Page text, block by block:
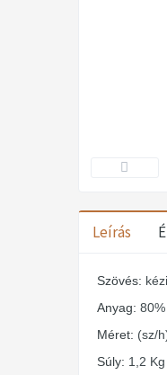
Leírás
Szövés:
Anyag:
Méret: (sz/
Súly: 1,2 Kg